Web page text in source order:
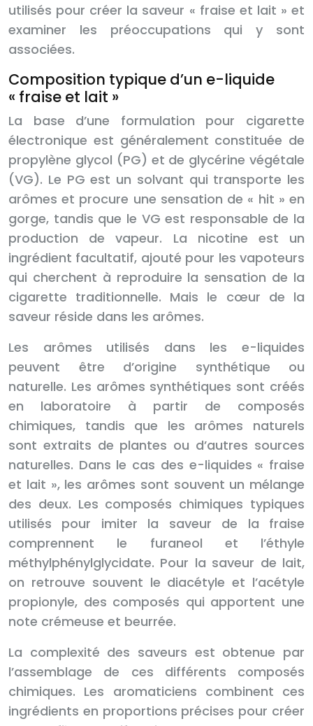
utilisés pour créer la saveur « fraise et lait » et
examiner les préoccupations qui y sont
associées.
Composition typique d’un e-liquide
« fraise et lait »
La base d’une formulation pour cigarette
électronique est généralement constituée de
propylène glycol (PG) et de glycérine végétale
(VG). Le PG est un solvant qui transporte les
arômes et procure une sensation de « hit » en
gorge, tandis que le VG est responsable de la
production de vapeur. La nicotine est un
ingrédient facultatif, ajouté pour les vapoteurs
qui cherchent à reproduire la sensation de la
cigarette traditionnelle. Mais le cœur de la
saveur réside dans les arômes.
Les arômes utilisés dans les e-liquides
peuvent être d’origine synthétique ou
naturelle. Les arômes synthétiques sont créés
en laboratoire à partir de composés
chimiques, tandis que les arômes naturels
sont extraits de plantes ou d’autres sources
naturelles. Dans le cas des e-liquides « fraise
et lait », les arômes sont souvent un mélange
des deux. Les composés chimiques typiques
utilisés pour imiter la saveur de la fraise
comprennent le furaneol et l’éthyle
méthylphénylglycidate. Pour la saveur de lait,
on retrouve souvent le diacétyle et l’acétyle
propionyle, des composés qui apportent une
note crémeuse et beurrée.
La complexité des saveurs est obtenue par
l’assemblage de ces différents composés
chimiques. Les aromaticiens combinent ces
ingrédients en proportions précises pour créer